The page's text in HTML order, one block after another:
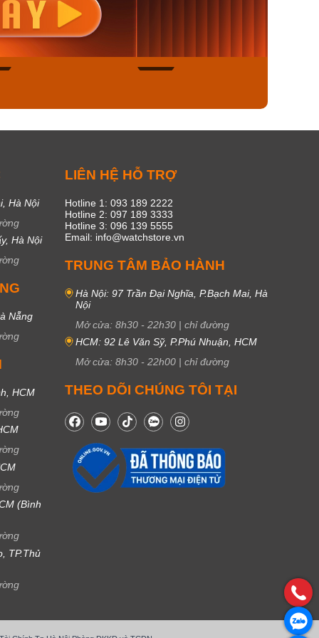
Hà Nội
Hà Nội
Nẵng
HCM
(Bình
TP.Thủ
LIÊN HỆ HỖ TRỢ
Hotline 1: 093 189 2222
Hotline 2: 097 189 3333
Hotline 3: 096 139 5555
Email: info@watchstore.vn
TRUNG TÂM BẢO HÀNH
Hà Nội: 97 Trần Đại Nghĩa, P.Bạch Mai, Hà
Nội
Mở cửa: 8h30 - 22h30 | chỉ đường
HCM: 92 Lê Văn Sỹ, P.Phú Nhuận, HCM
Mở cửa: 8h30 - 22h00 | chỉ đường
THEO DÕI CHÚNG TÔI TẠI